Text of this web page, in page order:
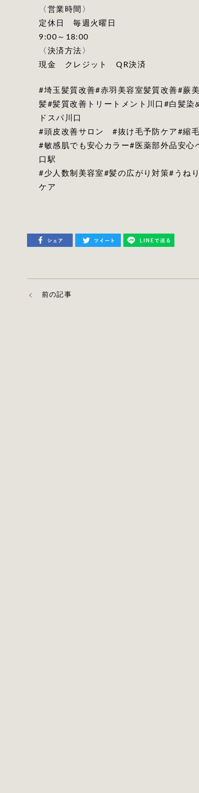
〈営業時間〉
定休日 毎週火曜日
9:00～18:00
〈決済方法〉
現金 クレジット QR決済
#埼玉髪質改善#赤羽美容室髪質改善#蕨
髪#髪質改善トリートメント川口#白髪
ドスパ川口
#頭皮改善サロン #抜け毛予防ケア#縮毛
#敏感肌でも安心カラー#医薬部外品安心
口駅
#少人数制美容室#髪の広がり対策#うね
ケア
前の記事